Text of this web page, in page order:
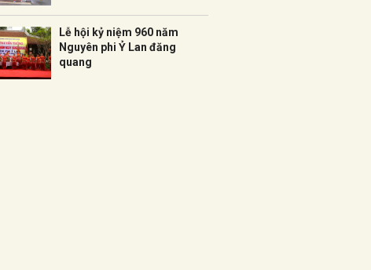
Lễ hội kỷ niệm 960 năm
Nguyên phi Ỷ Lan đăng
quang